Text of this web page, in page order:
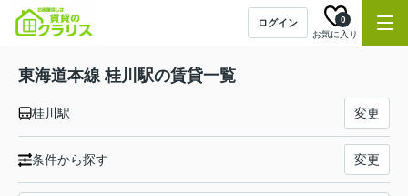
ログイン
お気に入り
0
東海道本線 桂川駅の賃貸一覧
桂川駅 変更
条件から探す 変更